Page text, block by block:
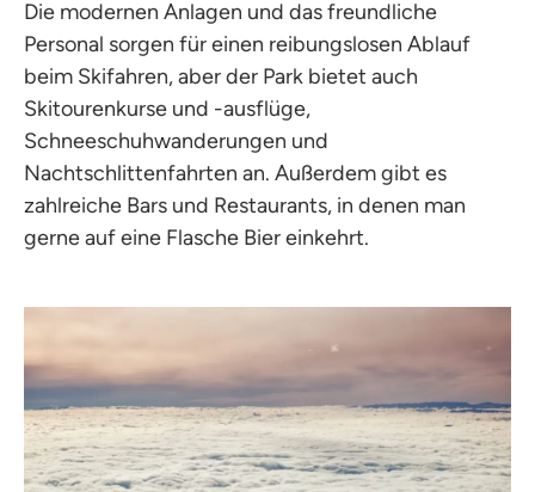
Die modernen Anlagen und das freundliche
Personal sorgen für einen reibungslosen Ablauf
beim Skifahren, aber der Park bietet auch
Skitourenkurse und -ausflüge,
Schneeschuhwanderungen und
Nachtschlittenfahrten an. Außerdem gibt es
zahlreiche Bars und Restaurants, in denen man
gerne auf eine Flasche Bier einkehrt.